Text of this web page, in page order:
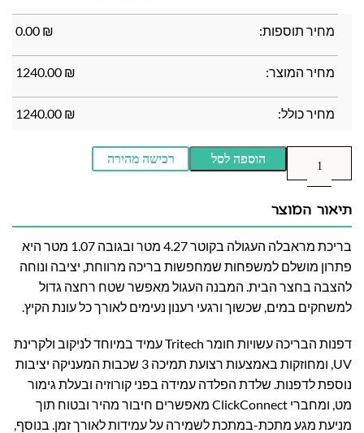
מחיר תוספות: ₪
0.00
מחיר המוצר: ₪
1240.00
מחיר כולל: ₪
1240.00
הוספה לסל רכישה מהירה
תיאור המוצר
בריכת מראבלה העגולה בקוטר 4.27 מטר ובגובה 1.07 מטר היא
פתרון מושלם למשפחות שמחפשות בריכה מרווחת, יציבה ונוחה
להצבה בחצר הבית. המבנה העגול מאפשר שטח רחצה גדול
למשחקים במים, שכשוך ורגעי רענון נעימים לאורך כל עונת הקיץ.
דפנות הבריכה עשויות חומר Tritech עמיד במיוחד לניקוב ולקרינת
UV, ומחוזקות באמצעות רצועת תמיכה 3 שכבות המעניקה יציבות
נוספת לדפנות. שלדת הפלדה עמידה בפני קורוזיה ובעלת גימור
מט, ומחברי ClickConnect מאפשרים חיבור מהיר ובטוח תוך
מניעת מגע מתכת-במתכת לשמירה על עמידות לאורך זמן. בנוסף,